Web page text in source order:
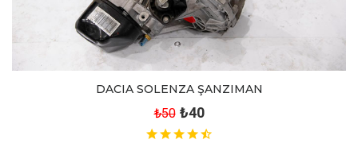
DACIA SOLENZA ŞANZIMAN
₺50 ₺40